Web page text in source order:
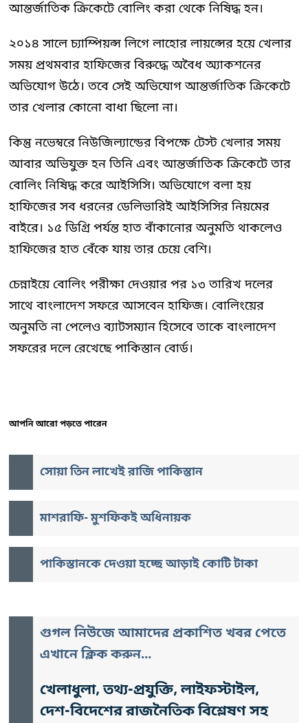
আন্তর্জাতিক ক্রিকেটে বোলিং করা থেকে নিষিদ্ধ হন।
২০১৪ সালে চ্যাম্পিয়ন্স লিগে লাহোর লায়ন্সের হয়ে খেলার
সময় প্রথমবার হাফিজের বিরুদ্ধে অবৈধ অ্যাকশনের
অভিযোগ উঠে। তবে সেই অভিযোগ আন্তর্জাতিক ক্রিকেটে
তার খেলার কোনো বাধা ছিলো না।
কিন্তু নভেম্বরে নিউজিল্যান্ডের বিপক্ষে টেস্ট খেলার সময়
আবার অভিযুক্ত হন তিনি এবং আন্তর্জাতিক ক্রিকেটে তার
বোলিং নিষিদ্ধ করে আইসিসি। অভিযোগে বলা হয়
হাফিজের সব ধরনের ডেলিভারিই আইসিসির নিয়মের
বাইরে। ১৫ ডিগ্রি পর্যন্ত হাত বাঁকানোর অনুমতি থাকলেও
হাফিজের হাত বেঁকে যায় তার চেয়ে বেশি।
চেন্নাইয়ে বোলিং পরীক্ষা দেওয়ার পর ১৩ তারিখ দলের
সাথে বাংলাদেশ সফরে আসবেন হাফিজ। বোলিংয়ের
অনুমতি না পেলেও ব্যাটসম্যান হিসেবে তাকে বাংলাদেশ
সফরের দলে রেখেছে পাকিস্তান বোর্ড।
আপনি আরো পড়তে পারেন
সোয়া তিন লাখেই রাজি পাকিস্তান
মাশরাফি- মুশফিকই অধিনায়ক
পাকিস্তানকে দেওয়া হচ্ছে আড়াই কোটি টাকা
গুগল নিউজে আমাদের প্রকাশিত খবর পেতে
এখানে ক্লিক করুন...
খেলাধুলা, তথ্য-প্রযুক্তি, লাইফস্টাইল,
দেশ-বিদেশের রাজনৈতিক বিশ্লেষণ সহ